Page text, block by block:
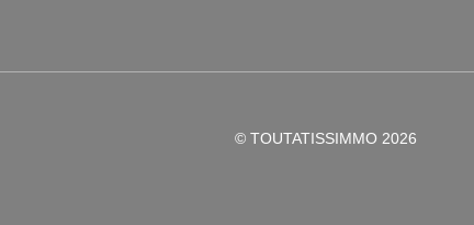
© TOUTATISSIMMO 2026